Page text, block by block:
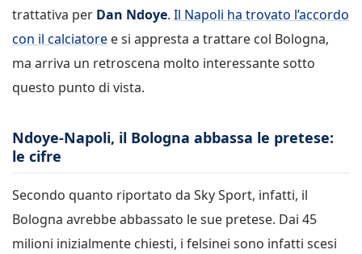
trattativa per Dan Ndoye. Il Napoli ha trovato l’accordo
con il calciatore e si appresta a trattare col Bologna,
ma arriva un retroscena molto interessante sotto
questo punto di vista.
Ndoye-Napoli, il Bologna abbassa le pretese:
le cifre
Secondo quanto riportato da Sky Sport, infatti, il
Bologna avrebbe abbassato le sue pretese. Dai 45
milioni inizialmente chiesti, i felsinei sono infatti scesi